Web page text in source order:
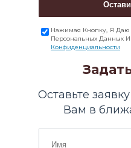
Нажимая Кнопку, Я Даю
Персональных Данных
Конфиденциальности
Оставьте
Вам в